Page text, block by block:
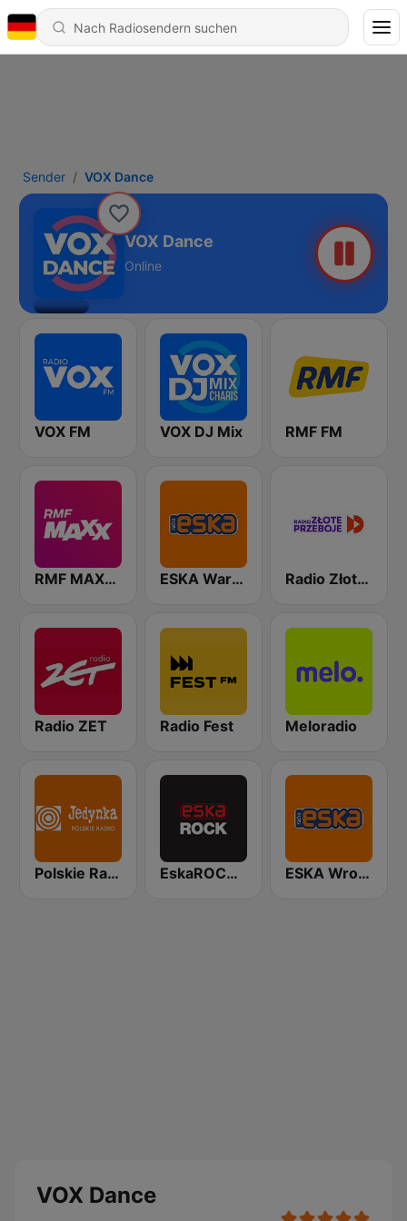
Sender VOX Dance
VOX Dance
Online
VOX FM VOX DJ Mix RMF FM
RMF MAXXX ESKA Warszawa Radio Złote Przeboje
Radio ZET Radio Fest Meloradio
Polskie Radio Program I (PR1) Jedynka EskaROCK Warszawa ESKA Wrocław
VOX Dance